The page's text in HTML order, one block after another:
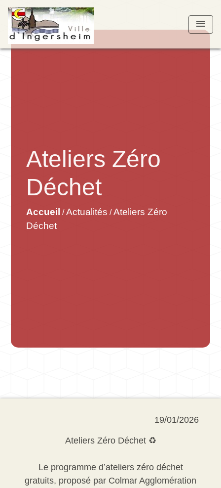
menu
Ateliers Zéro
Déchet
Accueil /Actualités /Ateliers Zéro
Déchet
19/01/2026
Ateliers Zéro Déchet ♻️
Le programme d’ateliers zéro déchet
gratuits, proposé par Colmar Agglomération